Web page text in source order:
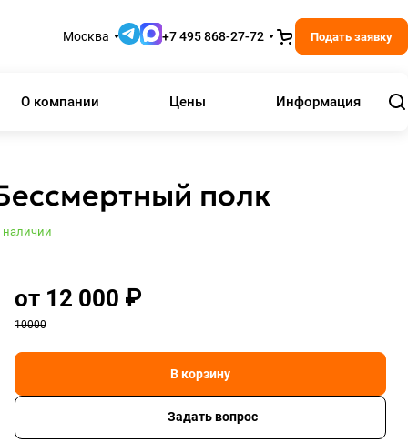
Москва +7 495 868-27-72 Подать заявку
О компании Цены Информация
полк
наличии
от 12 000 ₽
10000
В корзину
Задать вопрос